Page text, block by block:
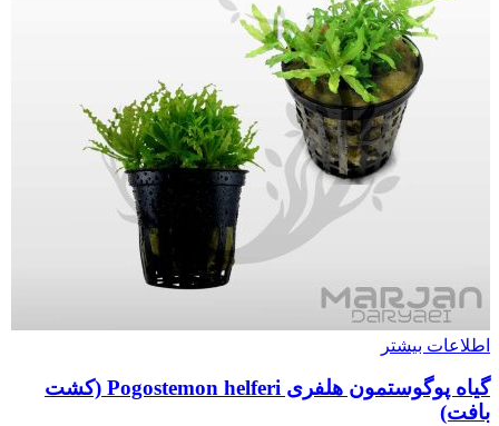
اطلاعات بیشتر
گیاه پوگوستمون هلفری Pogostemon helferi (کشت
بافت)